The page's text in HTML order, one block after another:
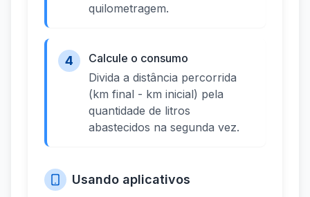
quilometragem.
4
Calcule o consumo
Divida a distância percorrida
(km final - km inicial) pela
quantidade de litros
abastecidos na segunda vez.
Usando aplicativos